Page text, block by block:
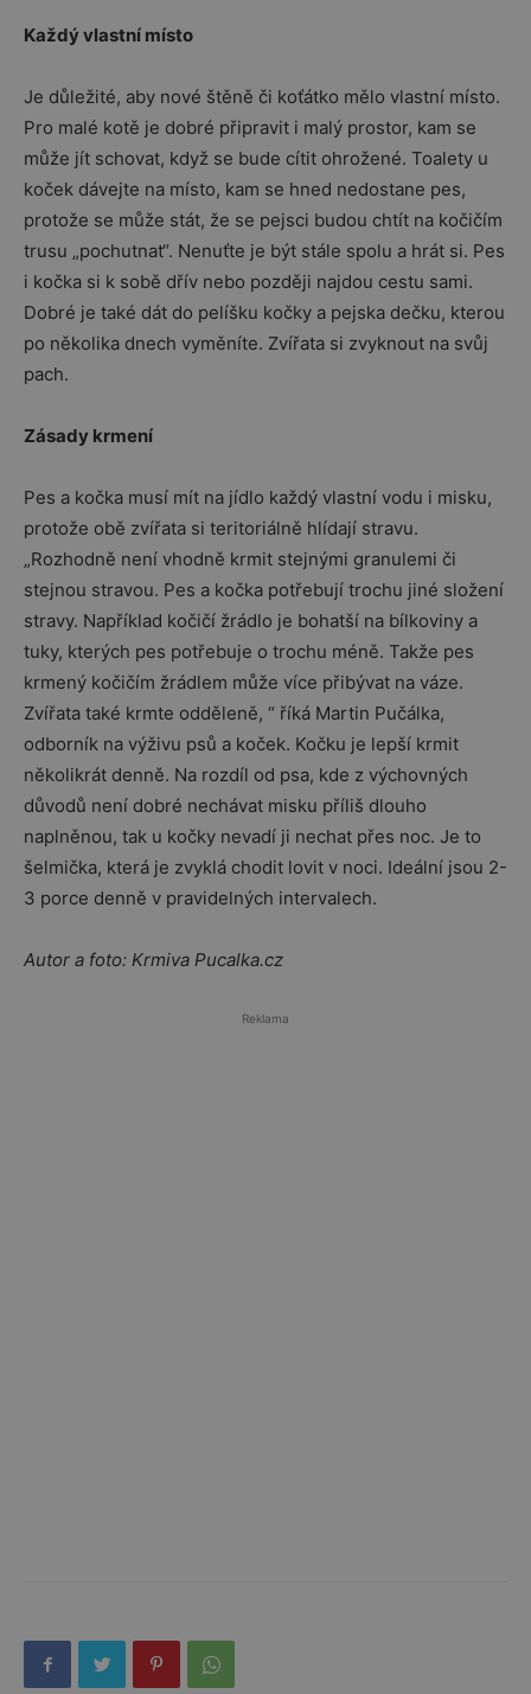
Každý vlastní místo
Je důležité, aby nové štěně či koťátko mělo vlastní místo.
Pro malé kotě je dobré připravit i malý prostor, kam se
může jít schovat, když se bude cítit ohrožené. Toalety u
koček dávejte na místo, kam se hned nedostane pes,
protože se může stát, že se pejsci budou chtít na kočičím
trusu „pochutnat“. Nenuťte je být stále spolu a hrát si. Pes
i kočka si k sobě dřív nebo později najdou cestu sami.
Dobré je také dát do pelíšku kočky a pejska dečku, kterou
po několika dnech vyměníte. Zvířata si zvyknout na svůj
pach.
Zásady krmení
Pes a kočka musí mít na jídlo každý vlastní vodu i misku,
protože obě zvířata si teritoriálně hlídají stravu.
„Rozhodně není vhodně krmit stejnými granulemi či
stejnou stravou. Pes a kočka potřebují trochu jiné složení
stravy. Například kočičí žrádlo je bohatší na bílkoviny a
tuky, kterých pes potřebuje o trochu méně. Takže pes
krmený kočičím žrádlem může více přibývat na váze.
Zvířata také krmte odděleně, “ říká Martin Pučálka,
odborník na výživu psů a koček. Kočku je lepší krmit
několikrát denně. Na rozdíl od psa, kde z výchovných
důvodů není dobré nechávat misku příliš dlouho
naplněnou, tak u kočky nevadí ji nechat přes noc. Je to
šelmička, která je zvyklá chodit lovit v noci. Ideální jsou 2-
3 porce denně v pravidelných intervalech.
Autor a foto: Krmiva Pucalka.cz
Reklama